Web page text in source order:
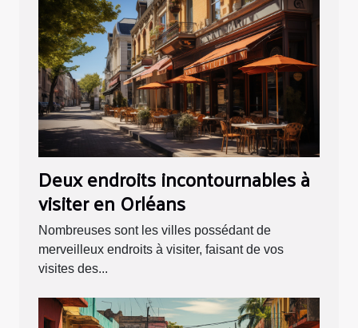
Deux endroits incontournables à
visiter en Orléans
Nombreuses sont les villes possédant de
merveilleux endroits à visiter, faisant de vos
visites des...